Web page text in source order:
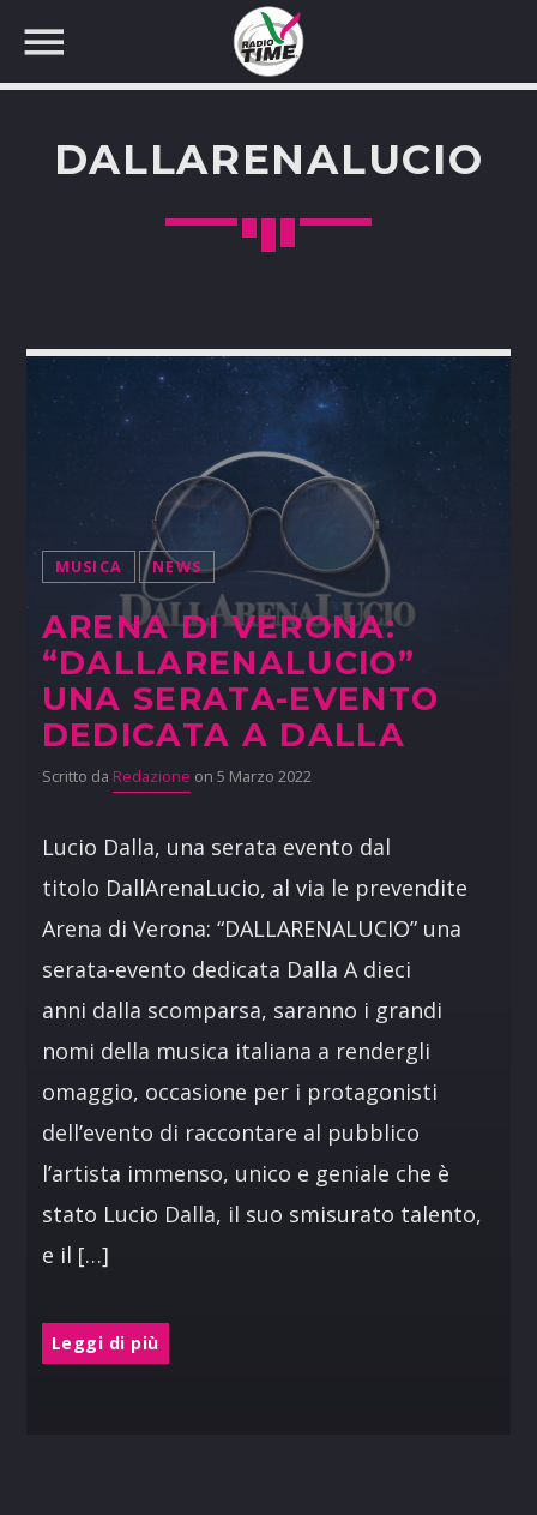
DALLARENALUCIO
MUSICA NEWS
ARENA DI VERONA:
“DALLARENALUCIO”
UNA SERATA-EVENTO
DEDICATA A DALLA
Scritto da Redazione on 5 Marzo 2022
Lucio Dalla, una serata evento dal
titolo DallArenaLucio, al via le prevendite
Arena di Verona: “DALLARENALUCIO” una
serata-evento dedicata Dalla A dieci
anni dalla scomparsa, saranno i grandi
nomi della musica italiana a rendergli
omaggio, occasione per i protagonisti
dell’evento di raccontare al pubblico
l’artista immenso, unico e geniale che è
stato Lucio Dalla, il suo smisurato talento,
e il […]
Leggi di più